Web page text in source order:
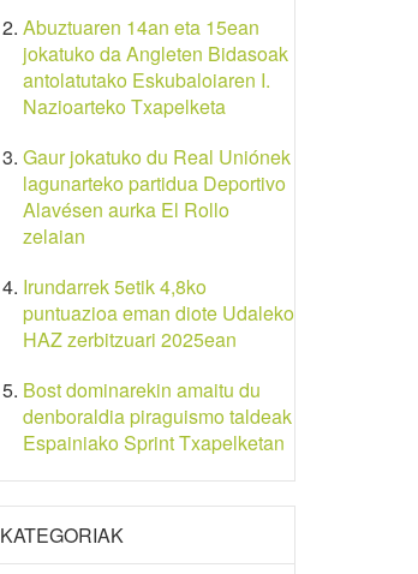
Abuztuaren 14an eta 15ean
jokatuko da Angleten Bidasoak
antolatutako Eskubaloiaren I.
Nazioarteko Txapelketa
Gaur jokatuko du Real Uniónek
lagunarteko partidua Deportivo
Alavésen aurka El Rollo
zelaian
Irundarrek 5etik 4,8ko
puntuazioa eman diote Udaleko
HAZ zerbitzuari 2025ean
Bost dominarekin amaitu du
denboraldia piraguismo taldeak
Espainiako Sprint Txapelketan
KATEGORIAK